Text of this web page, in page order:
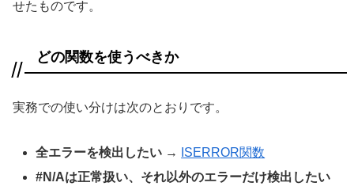
せたものです。
どの関数を使うべきか
実務での使い分けは次のとおりです。
全エラーを検出したい →
ISERROR関数
#N/Aは正常扱い、それ以外のエラーだけ検出したい